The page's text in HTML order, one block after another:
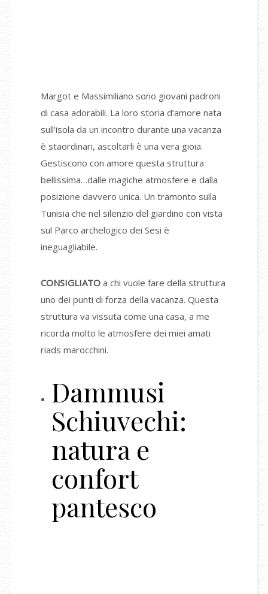
Margot e Massimiliano sono giovani padroni
di casa adorabili. La loro storia d’amore nata
sull’isola da un incontro durante una vacanza
è staordinari, ascoltarli è una vera gioia.
Gestiscono con amore questa struttura
bellissima…dalle magiche atmosfere e dalla
posizione davvero unica. Un tramonto sulla
Tunisia che nel silenzio del giardino con vista
sul Parco archelogico dei Sesi è
ineguagliabile.
CONSIGLIATO a chi vuole fare della struttura
uno dei punti di forza della vacanza. Questa
struttura va vissuta come una casa, a me
ricorda molto le atmosfere dei miei amati
riads marocchini.
Dammusi
Schiuvechi:
natura e
confort
pantesco